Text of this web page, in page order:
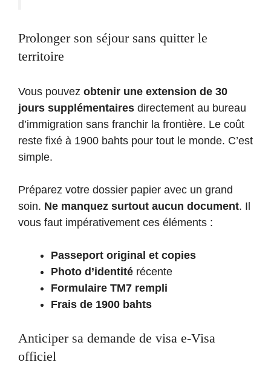
Prolonger son séjour sans quitter le
territoire
Vous pouvez obtenir une extension de 30
jours supplémentaires directement au bureau
d’immigration sans franchir la frontière. Le coût
reste fixé à 1900 bahts pour tout le monde. C’est
simple.
Préparez votre dossier papier avec un grand
soin. Ne manquez surtout aucun document. Il
vous faut impérativement ces éléments :
Passeport original et copies
Photo d’identité récente
Formulaire TM7 rempli
Frais de 1900 bahts
Anticiper sa demande de visa e-Visa
officiel